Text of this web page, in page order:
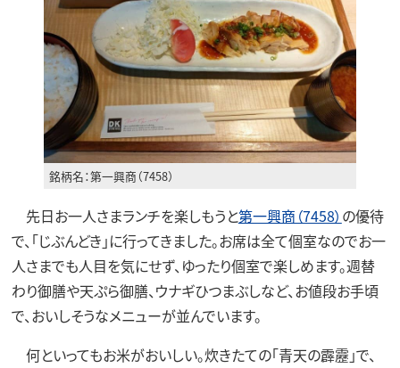
銘柄名：第一興商（7458）
先日お一人さまランチを楽しもうと第一興商（7458） の優待
で、「じぶんどき」に行ってきました。お席は全て個室なのでお一
人さまでも人目を気にせず、ゆったり個室で楽しめます。週替
わり御膳や天ぷら御膳、ウナギひつまぶしなど、お値段お手頃
で、おいしそうなメニューが並んでいます。
何といってもお米がおいしい。炊きたての「青天の霹靂」で、